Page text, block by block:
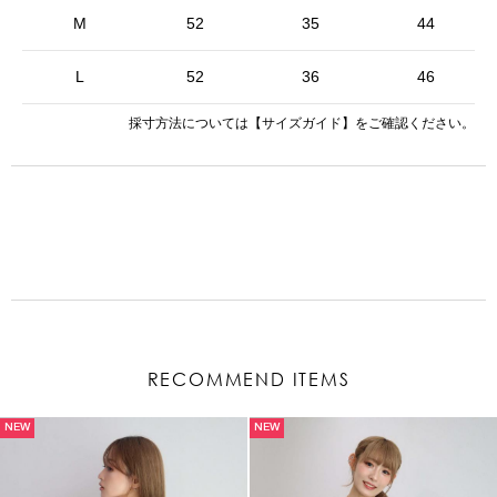
M
L
52 35 44
52 36 46
採寸方法については 【サイズガイド】 をご確認ください。
RECOMMEND ITEMS
NEW NEW